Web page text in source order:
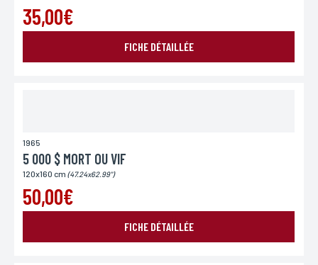
35,00€
FICHE DÉTAILLÉE
1965
5 000 $ MORT OU VIF
120x160 cm (47.24x62.99")
50,00€
FICHE DÉTAILLÉE